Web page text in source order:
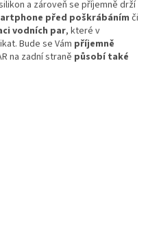
a zároveň se příjemně drží
před poškrábáním či
vodních par, které v
Bude se Vám příjemně
na zadní straně působí také